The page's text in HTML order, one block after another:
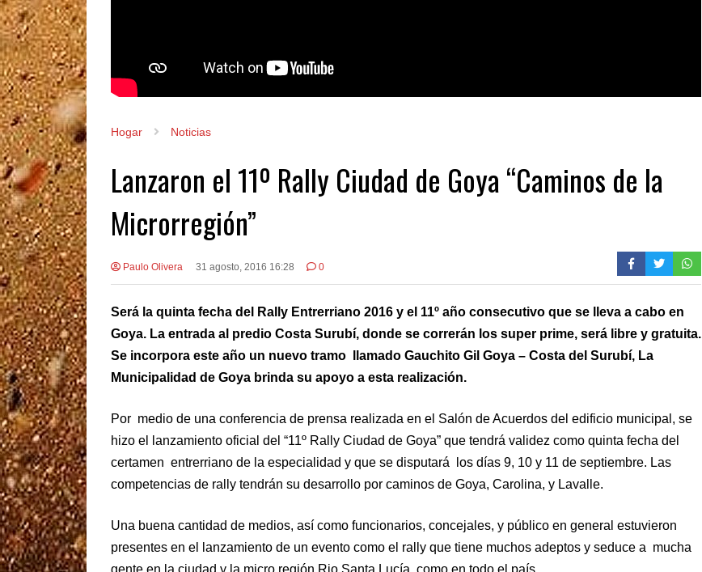
Hogar Noticias
Lanzaron el 11º Rally Ciudad de Goya “Caminos de la
Microrregión”
Paulo Olivera 31 agosto, 2016 16:28 0
Será la quinta fecha del Rally Entrerriano 2016 y el 11º año consecutivo que se lleva a cabo en
Goya. La entrada al predio Costa Surubí, donde se correrán los super prime, será libre y gratuita.
Se incorpora este año un nuevo tramo llamado Gauchito Gil Goya – Costa del Surubí, La
Municipalidad de Goya brinda su apoyo a esta realización.
Por medio de una conferencia de prensa realizada en el Salón de Acuerdos del edificio municipal, se
hizo el lanzamiento oficial del “11º Rally Ciudad de Goya” que tendrá validez como quinta fecha del
certamen entrerriano de la especialidad y que se disputará los días 9, 10 y 11 de septiembre. Las
competencias de rally tendrán su desarrollo por caminos de Goya, Carolina, y Lavalle.
Una buena cantidad de medios, así como funcionarios, concejales, y público en general estuvieron
presentes en el lanzamiento de un evento como el rally que tiene muchos adeptos y seduce a mucha
gente en la ciudad y la micro región Rio Santa Lucía, como en todo el país.